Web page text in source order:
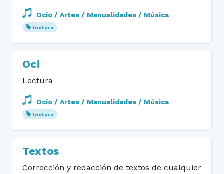
Ocio / Artes / Manualidades / Música
lectura
Oci
Lectura
Ocio / Artes / Manualidades / Música
lectura
Textos
Corrección y redacción de textos de cualquier